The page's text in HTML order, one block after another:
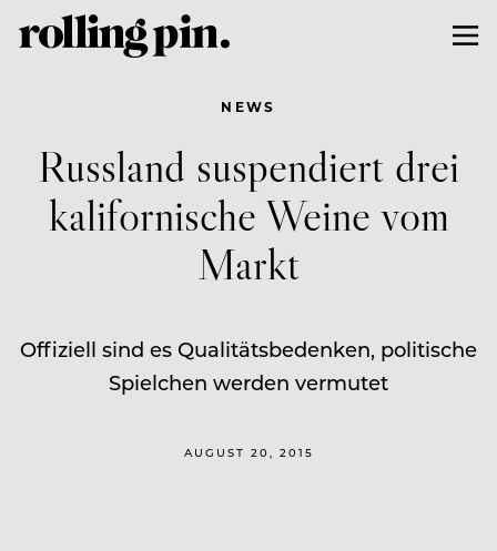
NEWS
Russland suspendiert drei
kalifornische Weine vom
Markt
Offiziell sind es Qualitätsbedenken, politische
Spielchen werden vermutet
AUGUST 20, 2015